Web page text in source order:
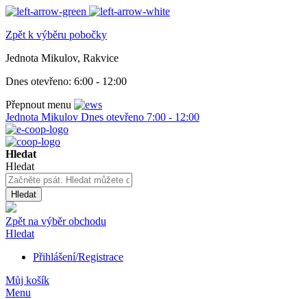
Zpět k výběru pobočky
Jednota Mikulov, Rakvice
Dnes otevřeno: 6:00 - 12:00
Přepnout menu
Jednota Mikulov Dnes otevřeno 7:00 - 12:00
Hledat
Hledat
Hledat
Zpět na výběr obchodu
Hledat
Přihlášení/Registrace
Můj košík
Menu